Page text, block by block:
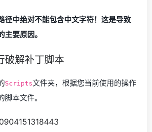
径中绝对不能包含中文字符！这是导致
要原因。
破解补丁脚本
Scripts文件夹，根据您当前使用的操作
脚本文件。